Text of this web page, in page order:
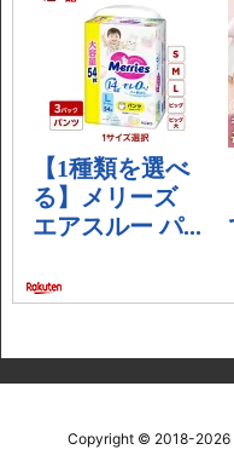
Copyright © 2018-2026